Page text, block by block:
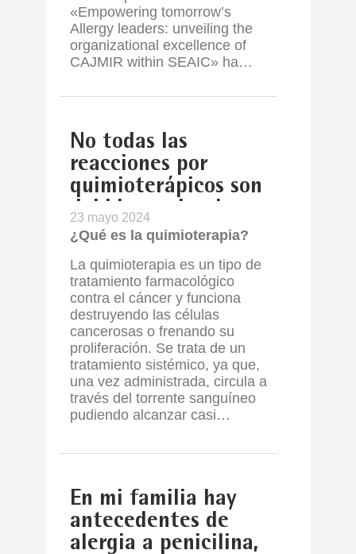
«Empowering tomorrow’s
Allergy leaders: unveiling the
organizational excellence of
CAJMIR within SEAIC» ha…
No todas las
reacciones por
quimioterápicos son
debidas a alergia
23 mayo 2024
¿Qué es la quimioterapia?
La quimioterapia es un tipo de
tratamiento farmacológico
contra el cáncer y funciona
destruyendo las células
cancerosas o frenando su
proliferación. Se trata de un
tratamiento sistémico, ya que,
una vez administrada, circula a
través del torrente sanguíneo
pudiendo alcanzar casi…
En mi familia hay
antecedentes de
alergia a penicilina,